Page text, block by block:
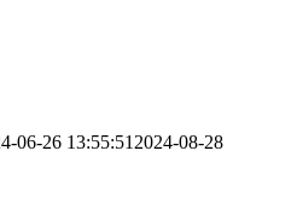
06-26 13:55:51 2024-08-28